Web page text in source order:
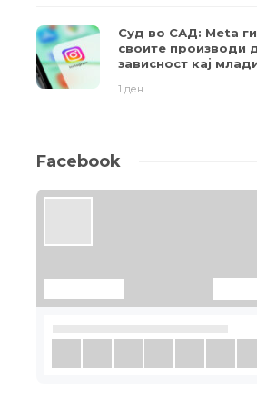
Суд во САД: Meta
своите производи
зависност кај
1 ден
Facebook